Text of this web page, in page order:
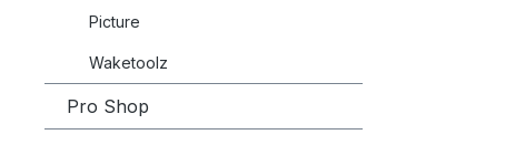
Picture
Waketoolz
Pro Shop